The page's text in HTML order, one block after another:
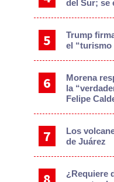
del Sur; se
Trump
el “turismo
Morena
la
Felipe
Los
de Juárez
¿Requiere